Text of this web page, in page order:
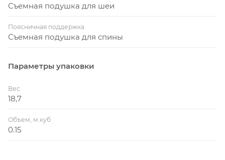
Съемная подушка для шеи
Поясничная поддержка
Съемная подушка для спины
Параметры упаковки
Вес
18,7
Объем, м.куб
0.15